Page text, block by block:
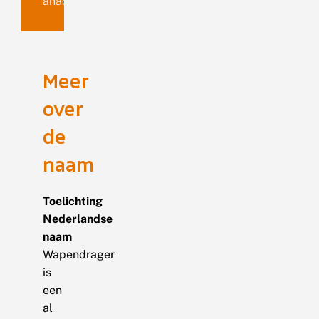
Meer
over
de
naam
Toelichting
Nederlandse
naam
Wapendrager
is
een
al